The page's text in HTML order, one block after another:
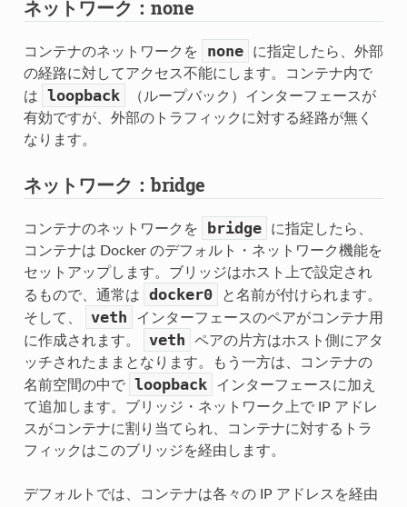
ネットワーク：none
コンテナのネットワークを none
に指定したら、外部
の経路に対してアクセス不能にします。コンテナ内で
は
loopback
（ループバック）インターフェースが
有効ですが、外部のトラフィックに対する経路が無く
なります。
ネットワーク：bridge
コンテナのネットワークを bridge
に指定したら、
コンテナは Docker のデフォルト・ネットワーク機能を
セットアップします。ブリッジはホスト上で設定され
るもので、通常は
docker0
と名前が付けられます。
そして、
veth
インターフェースのペアがコンテナ用
に作成されます。
veth
ペアの片方はホスト側にアタ
ッチされたままとなります。もう一方は、コンテナの
名前空間の中で
loopback
インターフェースに加え
て追加します。ブリッジ・ネットワーク上で IP アドレ
スがコンテナに割り当てられ、コンテナに対するトラ
フィックはこのブリッジを経由します。
デフォルトでは、コンテナは各々の IP アドレスを経由